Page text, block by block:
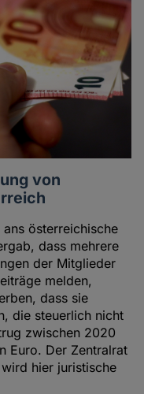
von
österreichische
dass mehrere
der Mitglieder
melden,
dass sie
die steuerlich nicht
zwischen 2020
Euro. Der Zentralrat
hier juristische